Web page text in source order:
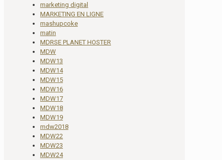
marketing digital
MARKETING EN LIGNE
mashupcoke
matin
MDRSE PLANET HOSTER
MDW
MDW13
MDW14
MDW15
MDW16
MDW17
MDW18
MDW19
mdw2018
MDW22
MDW23
MDW24